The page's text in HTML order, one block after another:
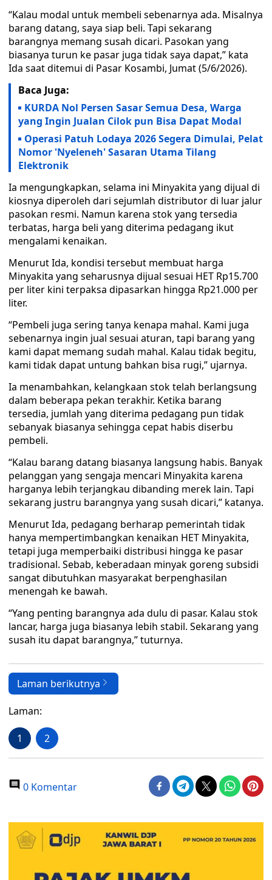
“Kalau modal untuk membeli sebenarnya ada. Misalnya
barang datang, saya siap beli. Tapi sekarang
barangnya memang susah dicari. Pasokan yang
biasanya turun ke pasar juga tidak saya dapat,” kata
Ida saat ditemui di Pasar Kosambi, Jumat (5/6/2026).
Baca Juga:
KURDA Nol Persen Sasar Semua Desa, Warga
yang Ingin Jualan Cilok pun Bisa Dapat Modal
Operasi Patuh Lodaya 2026 Segera Dimulai, Pelat
Nomor 'Nyeleneh' Sasaran Utama Tilang
Elektronik
Ia mengungkapkan, selama ini Minyakita yang dijual di
kiosnya diperoleh dari sejumlah distributor di luar jalur
pasokan resmi. Namun karena stok yang tersedia
terbatas, harga beli yang diterima pedagang ikut
mengalami kenaikan.
Menurut Ida, kondisi tersebut membuat harga
Minyakita yang seharusnya dijual sesuai HET Rp15.700
per liter kini terpaksa dipasarkan hingga Rp21.000 per
liter.
“Pembeli juga sering tanya kenapa mahal. Kami juga
sebenarnya ingin jual sesuai aturan, tapi barang yang
kami dapat memang sudah mahal. Kalau tidak begitu,
kami tidak dapat untung bahkan bisa rugi,” ujarnya.
Ia menambahkan, kelangkaan stok telah berlangsung
dalam beberapa pekan terakhir. Ketika barang
tersedia, jumlah yang diterima pedagang pun tidak
sebanyak biasanya sehingga cepat habis diserbu
pembeli.
“Kalau barang datang biasanya langsung habis. Banyak
pelanggan yang sengaja mencari Minyakita karena
harganya lebih terjangkau dibanding merek lain. Tapi
sekarang justru barangnya yang susah dicari,” katanya.
Menurut Ida, pedagang berharap pemerintah tidak
hanya mempertimbangkan kenaikan HET Minyakita,
tetapi juga memperbaiki distribusi hingga ke pasar
tradisional. Sebab, keberadaan minyak goreng subsidi
sangat dibutuhkan masyarakat berpenghasilan
menengah ke bawah.
“Yang penting barangnya ada dulu di pasar. Kalau stok
lancar, harga juga biasanya lebih stabil. Sekarang yang
susah itu dapat barangnya,” tuturnya.
Laman berikutnya
Laman:
1 2
0 Komentar